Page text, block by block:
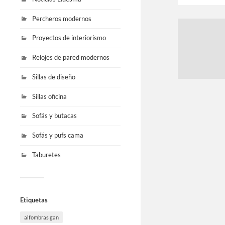
Percheros modernos
Proyectos de interiorismo
Relojes de pared modernos
Sillas de diseño
Sillas oficina
Sofás y butacas
Sofás y pufs cama
Taburetes
Etiquetas
alfombras gan